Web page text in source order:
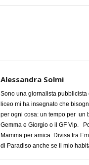
Alessandra Solmi
Sono una giornalista
liceo mi ha insegnato che
per ogni cosa: un tempo per un
Gemma e Giorgio o il GF Vip.
Mamma per amica. Divisa fra
di Paradiso anche se il mio